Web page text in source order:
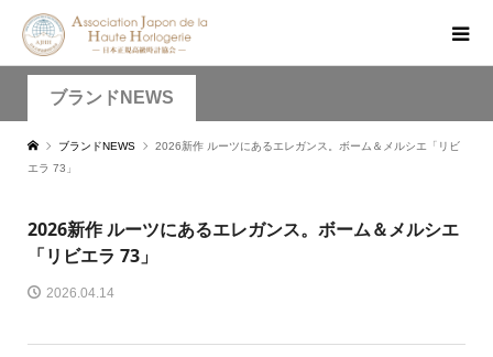
ブランドNEWS
ブランドNEWS
2026新作 ルーツにあるエレガンス。ボーム＆メルシエ「リビ
エラ 73」
2026新作 ルーツにあるエレガンス。ボーム＆メルシエ
「リビエラ 73」
2026.04.14